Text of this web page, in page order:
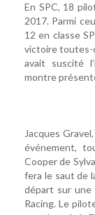
En SPC, 18
2017. Parmi
12 en classe
victoire toutes-
avait suscité
montre
Jacques
événement,
Cooper de
fera le saut de
départ sur une
Racing. Le